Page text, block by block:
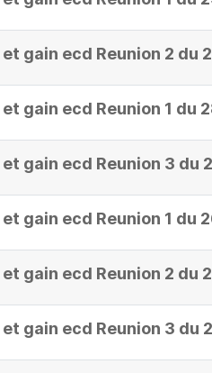
gain ecd Reunion 2 du
gain ecd Reunion 1 du
gain ecd Reunion 3 du
gain ecd Reunion 1 du
gain ecd Reunion 2 du
gain ecd Reunion 3 du